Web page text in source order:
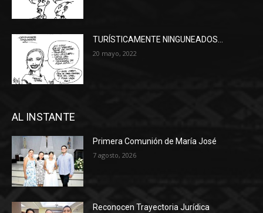
TURÍSTICAMENTE NINGUNEADOS…
20 mayo, 2022
AL INSTANTE
Primera Comunión de María José
7 agosto, 2026
Reconocen Trayectoria Jurídica